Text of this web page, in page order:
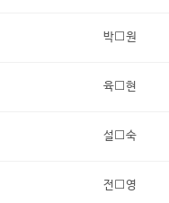
박⬜원
육⬜현
설⬜숙
전⬜영